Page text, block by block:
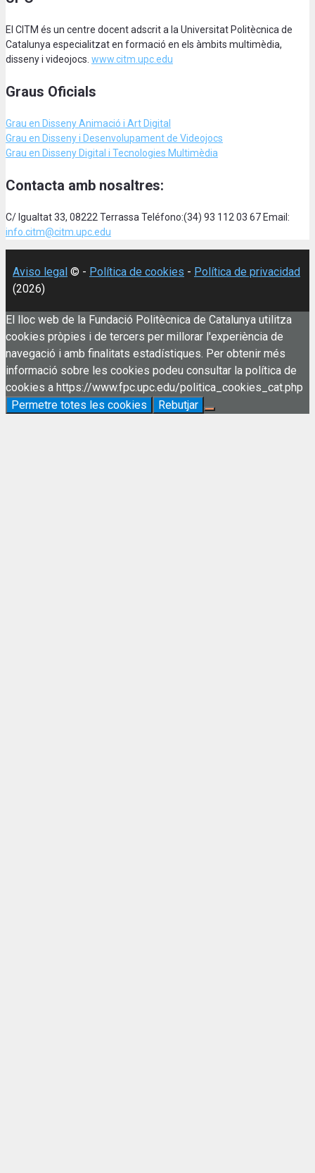
El CITM és un centre docent adscrit a la Universitat Politècnica de
Catalunya especialitzat en formació en els àmbits multimèdia,
disseny i videojocs. www.citm.upc.edu
Graus Oficials
Grau en Disseny Animació i Art Digital
Grau en Disseny i Desenvolupament de Videojocs
Grau en Disseny Digital i Tecnologies Multimèdia
Contacta amb nosaltres:
C/ Igualtat 33, 08222 Terrassa Teléfono:(34) 93 112 03 67 Email:
info.citm@citm.upc.edu
Aviso legal © - Política de cookies - Política de privacidad
(2026)
El lloc web de la Fundació Politècnica de Catalunya utilitza
cookies pròpies i de tercers per millorar l'experiència de
navegació i amb finalitats estadístiques. Per obtenir més
informació sobre les cookies podeu consultar la política de
cookies a https://www.fpc.upc.edu/politica_cookies_cat.php
Permetre totes les cookies
Rebutjar